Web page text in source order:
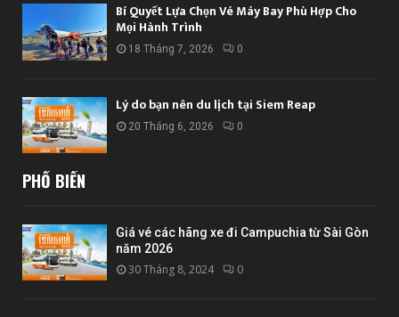
Bí Quyết Lựa Chọn Vé Máy Bay Phù Hợp Cho
Mọi Hành Trình
18 Tháng 7, 2026 0
Lý do bạn nên du lịch tại Siem Reap
20 Tháng 6, 2026 0
PHỔ BIẾN
Giá vé các hãng xe đi Campuchia từ Sài Gòn
năm 2026
30 Tháng 8, 2024 0